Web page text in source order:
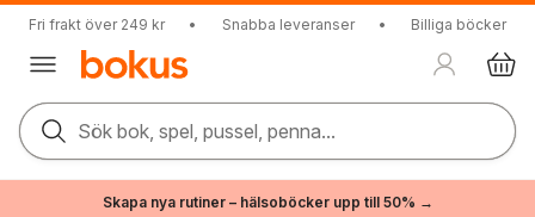
Fri frakt över 249 kr • Snabba leveranser • Billiga böcker
Sök bok, spel, pussel, penna...
Skapa nya rutiner – hälsoböcker upp till 50% →